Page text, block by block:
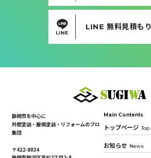
LINE 無料見積もり
静岡市を中心に
外壁塗装・屋根塗装・リフォームのプロ
集団
〒422-8034
Main Contents
トップページ Top
お知らせ News